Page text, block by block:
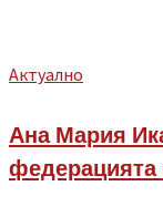
Aктуално
Ана Мария